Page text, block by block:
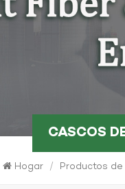
CASCOS
Hogar / Productos